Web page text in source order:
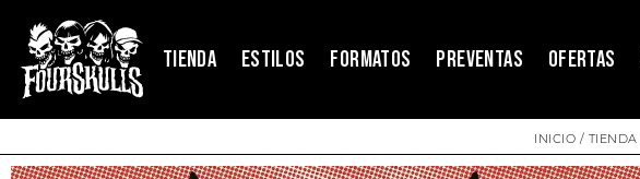
TIENDA ESTILOS FORMATOS PREVENTAS OFERTAS
INICIO / TIENDA